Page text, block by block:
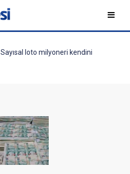
Sayısal loto milyoneri kendini